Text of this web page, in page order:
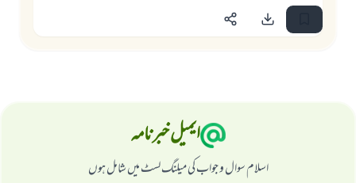
ایمیل خبرنامہ
اسلام سوال و جواب کی میلنگ لسٹ میں شامل ہوں